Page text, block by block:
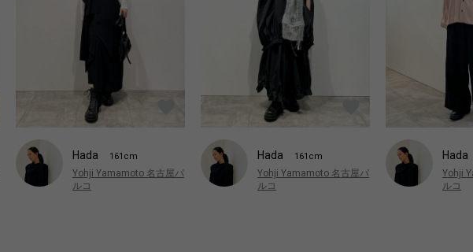
Hada 161cm
Yohji Yamamoto 名古屋パ
ルコ
Hada 161cm
Yohji Yamamoto 名古屋パ
ルコ
Hada
Yohji
ルコ